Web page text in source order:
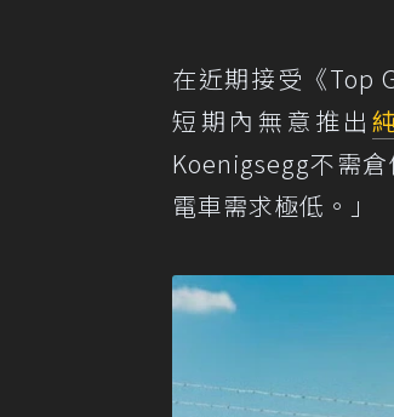
在近期接受《Top
短期內無意推出
Koenigsegg不需
電車需求極低。」